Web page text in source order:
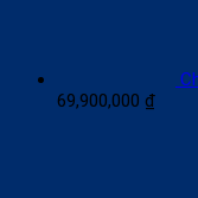
69,900,000 ₫